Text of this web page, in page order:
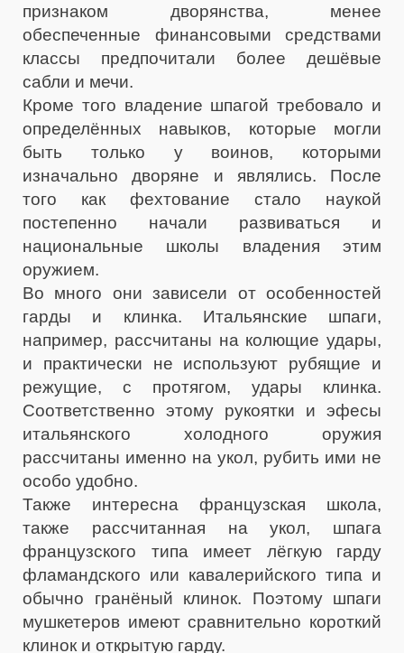
признаком дворянства, менее
обеспеченные финансовыми средствами
классы предпочитали более дешёвые
сабли и мечи.
Кроме того владение шпагой требовало и
определённых навыков, которые могли
быть только у воинов, которыми
изначально дворяне и являлись. После
того как фехтование стало наукой
постепенно начали развиваться и
национальные школы владения этим
оружием.
Во много они зависели от особенностей
гарды и клинка. Итальянские шпаги,
например, рассчитаны на колющие удары,
и практически не используют рубящие и
режущие, с протягом, удары клинка.
Соответственно этому рукоятки и эфесы
итальянского холодного оружия
рассчитаны именно на укол, рубить ими не
особо удобно.
Также интересна французская школа,
также рассчитанная на укол, шпага
французского типа имеет лёгкую гарду
фламандского или кавалерийского типа и
обычно гранёный клинок. Поэтому шпаги
мушкетеров имеют сравнительно короткий
клинок и открытую гарду.